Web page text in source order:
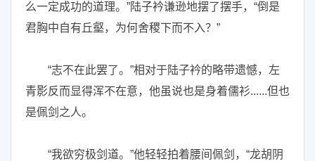
么一定成功的道理。”陆子衿谦逊地摆了摆手，“倒是
君胸中自有丘壑，为何舍稷下而不入？”
“志不在此罢了。”相对于陆子衿的略带遗憾，左
青影反而显得浑不在意，他虽说也是身着儒衫......但也
是佩剑之人。
“我欲穷极剑道。”他轻轻拍着腰间佩剑，“龙胡阴